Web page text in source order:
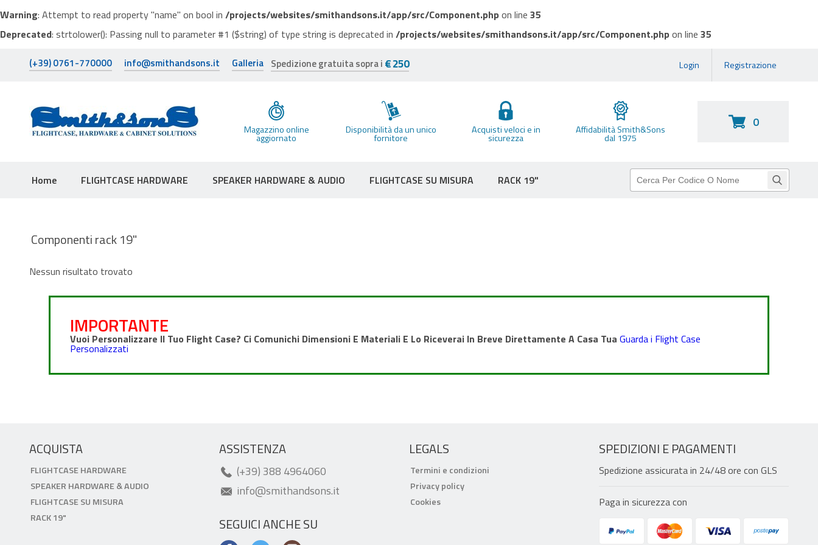
Warning: Attempt to read property "name" on bool in /projects/websites/smithandsons.it/app/src/Component.phpon line 35
Deprecated: strtolower(): Passing null to parameter #1 ($string) of type string is deprecated in /projects/websites/smithandsons.it/app/src/Component.phpon line 35
(+39) 0761-770000 info@smithandsons.it Galleria Spedizione gratuita sopra i € 250 Login Registrazione
Magazzino online
aggiornato
Disponibilità da un unico
fornitore
Acquisti veloci e in
sicurezza
Affidabilità Smith&Sons
dal 1975
0
Home FLIGHTCASE HARDWARE SPEAKER HARDWARE & AUDIO FLIGHTCASE SU MISURA RACK 19"
Componenti rack 19"
Nessun risultato trovato
IMPORTANTE
Vuoi Personalizzare Il Tuo Flight Case? Ci Comunichi Dimensioni E Materiali E Lo Riceverai In Breve Direttamente A Casa Tua Guarda i Flight Case
Personalizzati
ACQUISTA
FLIGHTCASE HARDWARE
SPEAKER HARDWARE & AUDIO
FLIGHTCASE SU MISURA
RACK 19"
ASSISTENZA
(+39) 388 4964060
info@smithandsons.it
SEGUICI ANCHE SU
LEGALS
Termini e condizioni
Privacy policy
Cookies
SPEDIZIONI E PAGAMENTI
Spedizione assicurata in 24/48 ore con GLS
Paga in sicurezza con